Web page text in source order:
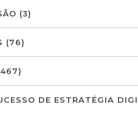
(3)
(76)
DE ESTRATÉGIA